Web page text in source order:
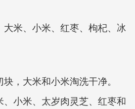
大米、小米、红枣、枸杞、冰
，大米和小米淘洗干净。
、小米、太岁肉灵芝、红枣和